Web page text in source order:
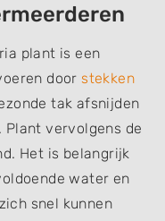
plant is een
doorstekken
tak afsnijden
Plant vervolgens de
Het is belangrijk
water en
snel kunnen